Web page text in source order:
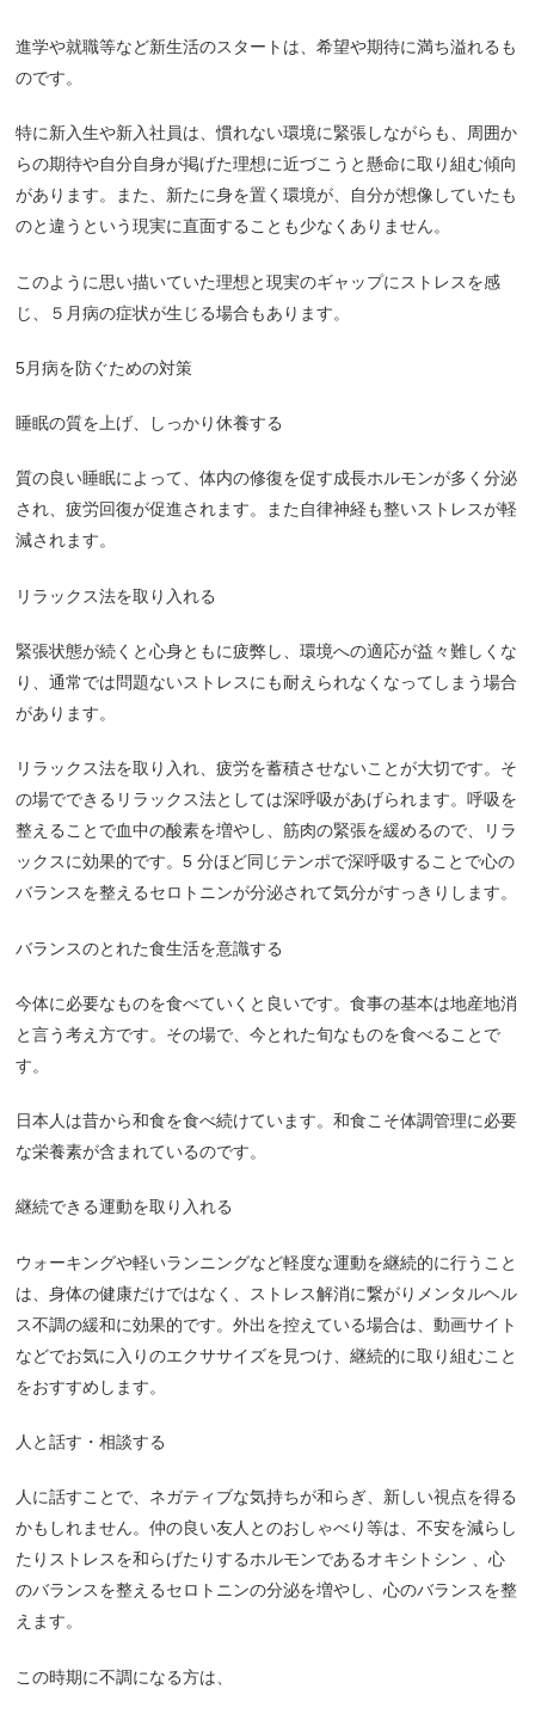
進学や就職等など新生活のスタートは、希望や期待に満ち溢れるも
のです。
特に新入生や新入社員は、慣れない環境に緊張しながらも、周囲か
らの期待や自分自身が掲げた理想に近づこうと懸命に取り組む傾向
があります。また、新たに身を置く環境が、自分が想像していたも
のと違うという現実に直面することも少なくありません。
このように思い描いていた理想と現実のギャップにストレスを感
じ、５月病の症状が生じる場合もあります。
5月病を防ぐための対策
睡眠の質を上げ、しっかり休養する
質の良い睡眠によって、体内の修復を促す成長ホルモンが多く分泌
され、疲労回復が促進されます。また自律神経も整いストレスが軽
減されます。
リラックス法を取り入れる
緊張状態が続くと心身ともに疲弊し、環境への適応が益々難しくな
り、通常では問題ないストレスにも耐えられなくなってしまう場合
があります。
リラックス法を取り入れ、疲労を蓄積させないことが大切です。そ
の場でできるリラックス法としては深呼吸があげられます。呼吸を
整えることで血中の酸素を増やし、筋肉の緊張を緩めるので、リラ
ックスに効果的です。5分ほど同じテンポで深呼吸することで心の
バランスを整えるセロトニンが分泌されて気分がすっきりします。
バランスのとれた食生活を意識する
今体に必要なものを食べていくと良いです。食事の基本は地産地消
と言う考え方です。その場で、今とれた旬なものを食べることで
す。
日本人は昔から和食を食べ続けています。和食こそ体調管理に必要
な栄養素が含まれているのです。
継続できる運動を取り入れる
ウォーキングや軽いランニングなど軽度な運動を継続的に行うこと
は、身体の健康だけではなく、ストレス解消に繋がりメンタルヘル
ス不調の緩和に効果的です。外出を控えている場合は、動画サイト
などでお気に入りのエクササイズを見つけ、継続的に取り組むこと
をおすすめします。
人と話す・相談する
人に話すことで、ネガティブな気持ちが和らぎ、新しい視点を得る
かもしれません。仲の良い友人とのおしゃべり等は、不安を減らし
たりストレスを和らげたりするホルモンであるオキシトシン 、心
のバランスを整えるセロトニンの分泌を増やし、心のバランスを整
えます。
この時期に不調になる方は、